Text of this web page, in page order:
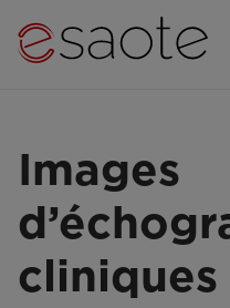
Images
cliniques